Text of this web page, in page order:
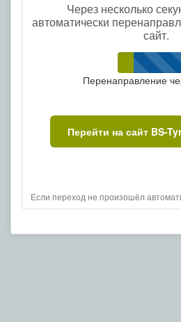
Через несколько
автоматически
сайт.
Перенаправление
Перейти на сайт BS-
Если переход не произошёл